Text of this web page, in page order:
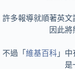
許多報導就順著英文
因此
不過「維基百科 」
是